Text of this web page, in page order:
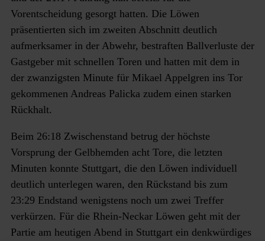
Vorentscheidung gesorgt hatten. Die Löwen
präsentierten sich im zweiten Abschnitt deutlich
aufmerksamer in der Abwehr, bestraften Ballverluste der
Gastgeber mit schnellen Toren und hatten mit dem in
der zwanzigsten Minute für Mikael Appelgren ins Tor
gekommenen Andreas Palicka zudem einen starken
Rückhalt.
Beim 26:18 Zwischenstand betrug der höchste
Vorsprung der Gelbhemden acht Tore, die letzten
Minuten konnte Stuttgart, die den Löwen individuell
deutlich unterlegen waren, den Rückstand bis zum
23:29 Endstand wenigstens noch um zwei Treffer
verkürzen. Für die Rhein-Neckar Löwen geht mit der
Partie am heutigen Abend in Stuttgart ein denkwürdiges